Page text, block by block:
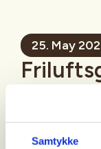
Samtykke
25. May